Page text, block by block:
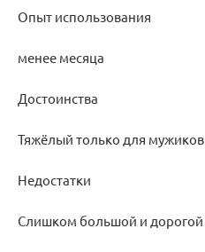
Опыт использования
менее месяца
Достоинства
Тяжёлый только для мужиков
Недостатки
Слишком большой и дорогой